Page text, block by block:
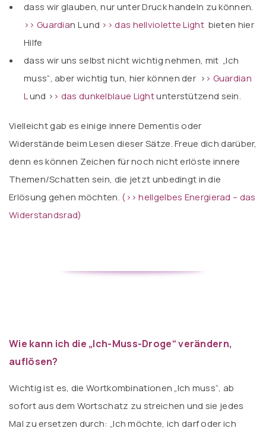
dass wir glauben, nur unter Druck handeln zu können.
>> Guardian Lund >> das hellviolette Light bieten hier
Hilfe
dass wir uns selbst nicht wichtig nehmen, mit „Ich
muss“, aber wichtig tun, hier können der > > Guardian
Lund > > das dunkelblaue Lightunterstützend sein.
Vielleicht gab es einige innere Dementis oder
Widerstände beim Lesen dieser Sätze. Freue dich darüber,
denn es können Zeichen für noch nicht erlöste innere
Themen/Schatten sein, die jetzt unbedingt in die
Erlösung gehen möchten. (>> hellgelbes Energierad – das
Widerstandsrad)
Wie kann ich die „Ich-Muss-Droge“verändern,
auflösen?
Wichtig ist es, die Wortkombinationen „Ich muss“, ab
sofort aus dem Wortschatz zu streichen und sie jedes
Mal zu ersetzen durch: „Ich möchte, ich darf oder ich